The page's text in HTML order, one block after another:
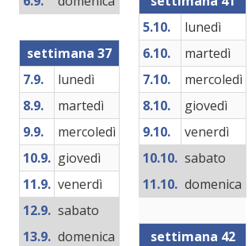
settimana 37
7.9.
lunedì
8.9.
martedì
9.9.
mercoledì
10.9. giovedì
11.9. venerdì
12.9. sabato
13.9. domenica
5.10.
lunedì
6.10.
martedì
7.10.
mercoledì
8.10.
giovedì
9.10.
venerdì
10.10. sabato
11.10. domenica
settimana 42